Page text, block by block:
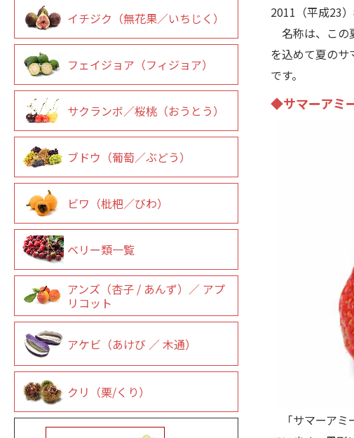
2011（平成23
名称は、この
を込めて夏の
です。
◆サマーアミ
「サマーアミ
イチジク（無花果／いちじく）
フェイジョア（フィジョア）
サクランボ／桜桃（おうとう）
ブドウ（葡萄／ぶどう）
ビワ（枇杷／びわ）
ベリー類一覧
アンズ（杏子 / あんず）／ アプ
リコット
アケビ（あけび ／ 木通）
クリ（栗/くり）